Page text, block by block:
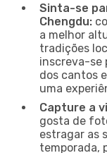
Sinta-se
Chengdu:
a melhor
tradições
inscreva-se
dos cantos
uma
Capture a
gosta de
estragar as
temporada,